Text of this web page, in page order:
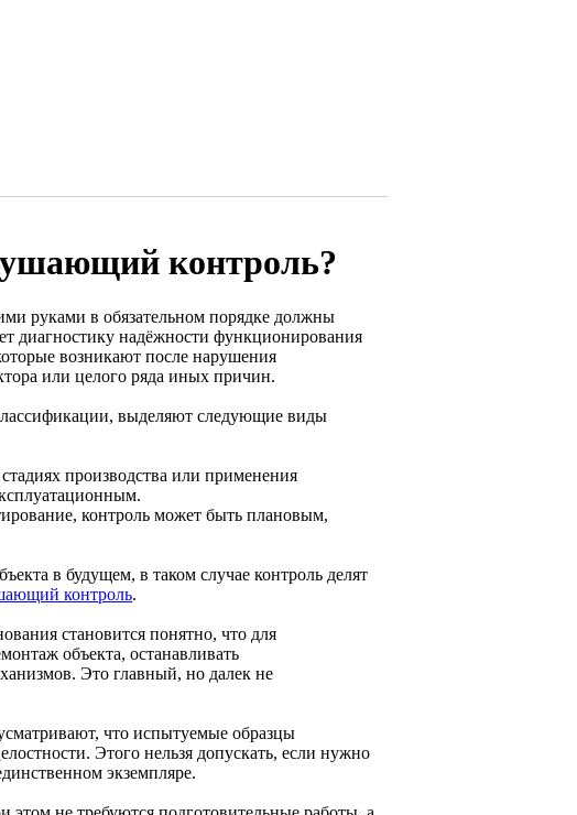
контроль?
руками в обязательном порядке должны
диагностику надёжности функционирования
возникают после нарушения
или целого ряда иных причин.
выделяют следующие виды
производства или применения
контроль может быть плановым,
в будущем, в таком случае контроль делят
контроль.
становится понятно, что для
объекта, останавливать
Это главный, но далек не
что испытуемые образцы
Этого нельзя допускать, если нужно
экземпляре.